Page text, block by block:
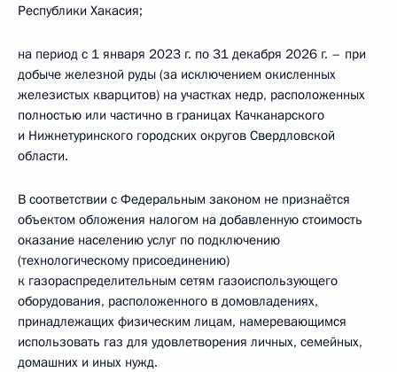
Республики Хакасия;
на период с 1 января 2023 г. по 31 декабря 2026 г. – при
добыче железной руды (за исключением окисленных
железистых кварцитов) на участках недр, расположенных
полностью или частично в границах Качканарского
и Нижнетуринского городских округов Свердловской
области.
В соответствии с Федеральным законом не признаётся
объектом обложения налогом на добавленную стоимость
оказание населению услуг по подключению
(технологическому присоединению)
к газораспределительным сетям газоиспользующего
оборудования, расположенного в домовладениях,
принадлежащих физическим лицам, намеревающимся
использовать газ для удовлетворения личных, семейных,
домашних и иных нужд.